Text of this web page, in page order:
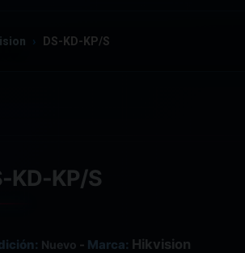
DS-KD-KP/S
KD-KP/S
Nuevo - Marca: Hikvision